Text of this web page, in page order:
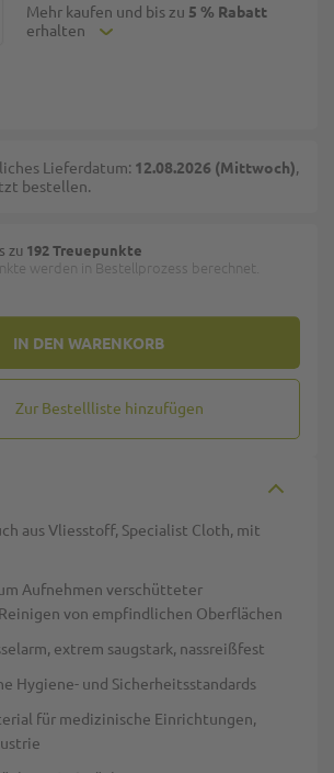
Mehr kaufen und bis zu 5 % Rabatt
erhalten
IN DEN WARENKORB
Lieferdatum: 12.08.2026 (Mittwoch),
bestellen.
zu 192 Treuepunkte
werden in Bestellprozess berechnet.
Zur Bestellliste hinzufügen
aus Vliesstoff, Specialist Cloth, mit
Aufnehmen verschütteter
von empfindlichen Oberflächen
extrem saugstark, nassreißfest
Hygiene- und Sicherheitsstandards
für medizinische Einrichtungen,